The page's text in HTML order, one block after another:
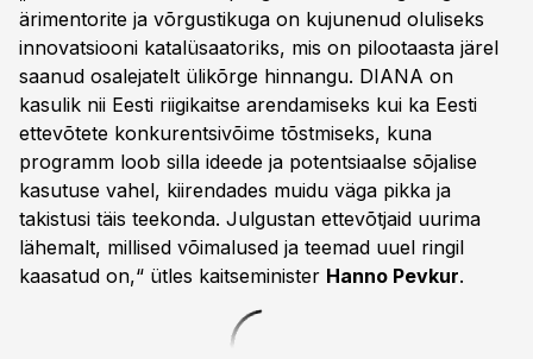
ärimentorite ja võrgustikuga on kujunenud oluliseks
innovatsiooni katalüsaatoriks, mis on pilootaasta järel
saanud osalejatelt ülikõrge hinnangu. DIANA on
kasulik nii Eesti riigikaitse arendamiseks kui ka Eesti
ettevõtete konkurentsivõime tõstmiseks, kuna
programm loob silla ideede ja potentsiaalse sõjalise
kasutuse vahel, kiirendades muidu väga pikka ja
takistusi täis teekonda. Julgustan ettevõtjaid uurima
lähemalt, millised võimalused ja teemad uuel ringil
kaasatud on,“ ütles kaitseminister Hanno Pevkur.